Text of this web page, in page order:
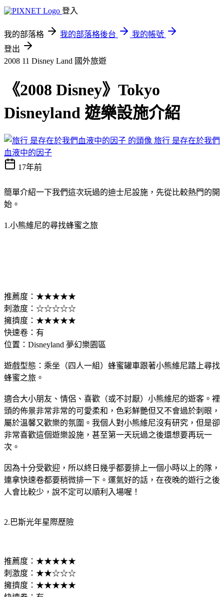
登入
我的部落格 我的部落格後台
我的帳號
登出
2008 11 Disney Land 國外旅遊
《2008 Disney》Tokyo
Disneyland 遊樂設施介紹
旅行 是存在於我們
血液中的因子
17年前
簡單介紹一下我們這次玩過的迪士尼設施，先從比較熱門的開
始。
1.小熊維尼的尋找蜂蜜之旅
推薦度：★★★★★
刺激度：☆☆☆☆☆
擁擠度：★★★★★
快速卷：有
位置：Disneyland 夢幻樂園區
遊戲型態：乘坐（四人一組）蜂蜜罐車跟著小熊維尼踏上尋找
蜂蜜之旅。
適合大小朋友、情侶、喜歡（或不討厭）小熊維尼的遊客。裡
頭的佈景非常非常的可愛柔和，色彩鮮艷但又不會過於刺眼，
屬於溫馨又歡樂的氛圍。我個人對小熊維尼沒有研究，但是卻
非常喜歡這個遊樂設施，甚至第一天玩過之後還想要再玩一
次。
因為十分受歡迎，所以終日幾乎都要排上一個小時以上的隊，
連拿快速卷都要稍微排一下。運氣好的話，在夜晚的遊行之後
人會比較少，說不定可以順利入場喔！
2.巴斯光年星際歷險
推薦度：★★★★★
刺激度：★★☆☆☆
擁擠度：★★★★★